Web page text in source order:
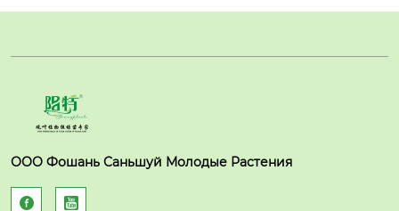
ООО Фошань Саньшуй Молодые Растения
 